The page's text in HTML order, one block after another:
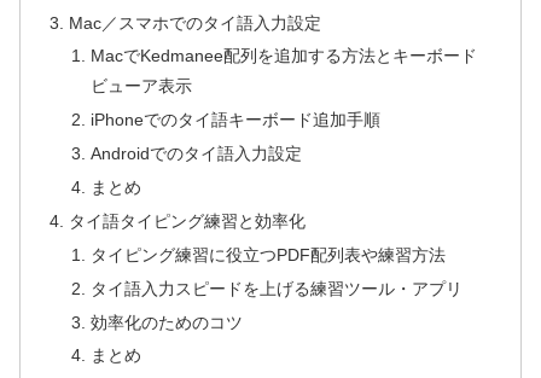
Mac／スマホでのタイ語入力設定
MacでKedmanee配列を追加する方法とキーボード
ビューア表示
iPhoneでのタイ語キーボード追加手順
Androidでのタイ語入力設定
まとめ
タイ語タイピング練習と効率化
タイピング練習に役立つPDF配列表や練習方法
タイ語入力スピードを上げる練習ツール・アプリ
効率化のためのコツ
まとめ